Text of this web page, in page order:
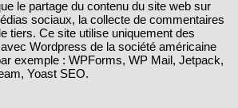
le partage du contenu du site web sur
sociaux, la collecte de commentaires
tiers. Ce site utilise uniquement des
Wordpress de la société américaine
exemple : WPForms, WP Mail, Jetpack,
Yoast SEO.